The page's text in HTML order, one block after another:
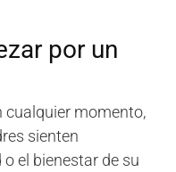
por un
cualquier momento,
sienten
el bienestar de su